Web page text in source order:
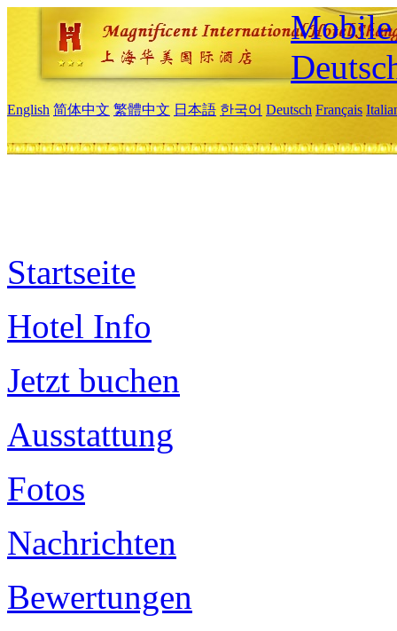
Mobile
English 简体中文 繁體中文 日本語 한국어 Deutsch Français
Startseite
Hotel Info
Jetzt buchen
Ausstattung
Fotos
Nachrichten
Bewertungen